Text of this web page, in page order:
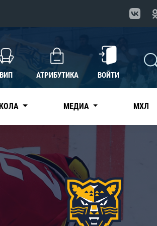
ВИП АТРИБУТИКА ВОЙТИ
МЕДИА МХЛ